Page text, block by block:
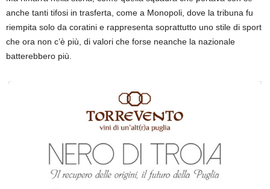
anche tanti tifosi in trasferta, come a Monopoli, dove la tribuna fu
riempita solo da coratini e rappresenta soprattutto uno stile di sport
che ora non c’è più, di valori che forse neanche la nazionale
batterebbero più.